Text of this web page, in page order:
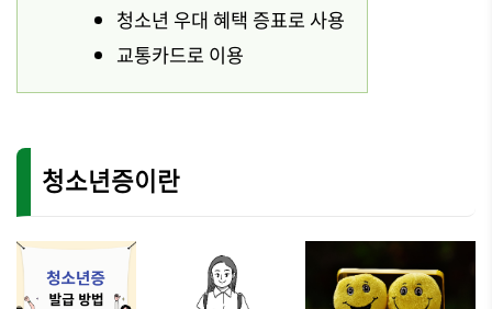
청소년 우대 혜택 증표로 사용
교통카드로 이용
청소년증이란